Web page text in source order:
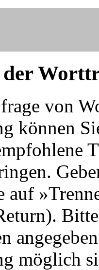
von
können
auf
möglich